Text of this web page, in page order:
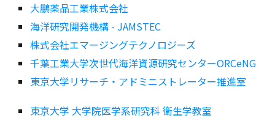
大鵬薬品工業株式会社
海洋研究開発機構 - JAMSTEC
株式会社エマージングテクノロジーズ
千葉工業大学次世代海洋資源研究センターORCeNG
東京大学リサーチ・アドミニストレーター推進室
東京大学 大学院医学系研究科 衛生学教室